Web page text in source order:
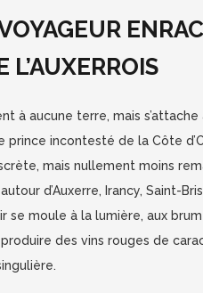
L’AUXERROIS
à aucune terre, mais
prince incontesté de la Côte
mais nullement moins
d’Auxerre, Irancy, Saint-
se moule à la lumière, aux
des vins rouges de